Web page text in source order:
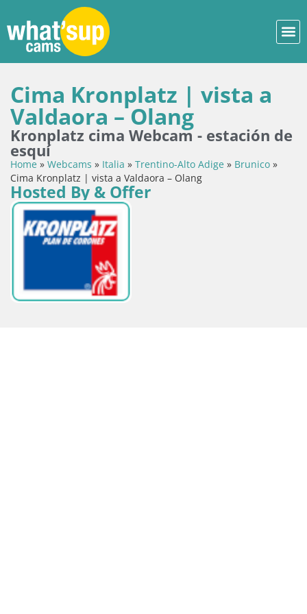
Cima Kronplatz | vista a
Valdaora – Olang
Kronplatz cima Webcam - estación de
esquí
Home » Webcams » Italia » Trentino-Alto Adige » Brunico »
Cima Kronplatz | vista a Valdaora – Olang
Hosted By & Offer